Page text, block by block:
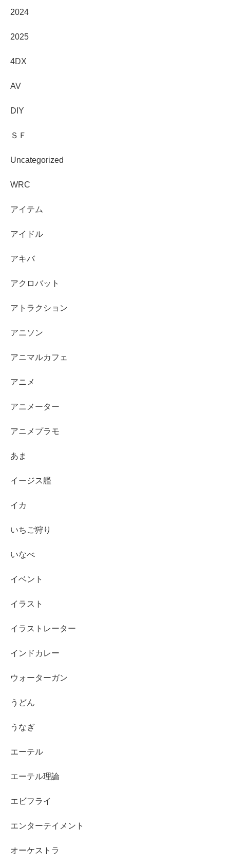
2024
2025
4DX
AV
DIY
ＳＦ
Uncategorized
WRC
アイテム
アイドル
アキバ
アクロバット
アトラクション
アニソン
アニマルカフェ
アニメ
アニメーター
アニメプラモ
あま
イージス艦
イカ
いちご狩り
いなべ
イベント
イラスト
イラストレーター
インドカレー
ウォーターガン
うどん
うなぎ
エーテル
エーテル理論
エビフライ
エンターテイメント
オーケストラ